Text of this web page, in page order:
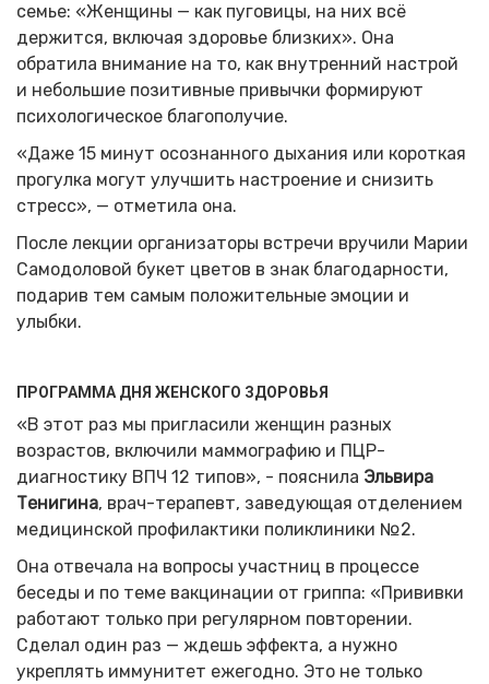
семье: «Женщины — как пуговицы, на них всё
держится, включая здоровье близких». Она
обратила внимание на то, как внутренний настрой
и небольшие позитивные привычки формируют
психологическое благополучие.
«Даже 15 минут осознанного дыхания или короткая
прогулка могут улучшить настроение и снизить
стресс», — отметила она.
После лекции организаторы встречи вручили Марии
Самодоловой букет цветов в знак благодарности,
подарив тем самым положительные эмоции и
улыбки.
ПРОГРАММА ДНЯ ЖЕНСКОГО ЗДОРОВЬЯ
«В этот раз мы пригласили женщин разных
возрастов, включили маммографию и ПЦР-
диагностику ВПЧ 12 типов», - пояснила Эльвира
Тенигина, врач-терапевт, заведующая отделением
медицинской профилактики поликлиники №2.
Она отвечала на вопросы участниц в процессе
беседы и по теме вакцинации от гриппа: «Прививки
работают только при регулярном повторении.
Сделал один раз — ждешь эффекта, а нужно
укреплять иммунитет ежегодно. Это не только